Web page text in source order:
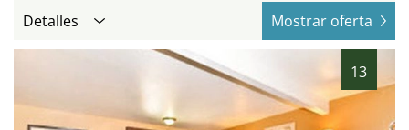
Detalles Mostrar oferta
13